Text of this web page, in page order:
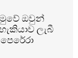
ඔවුන්
ලැබී